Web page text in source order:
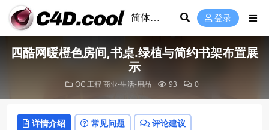
登录
四酷网暖橙色房间,书桌.绿植与简约书架布置展
示
OC 工程 商业-生活-用品 93 0
详情介绍 常见问题 评论建议